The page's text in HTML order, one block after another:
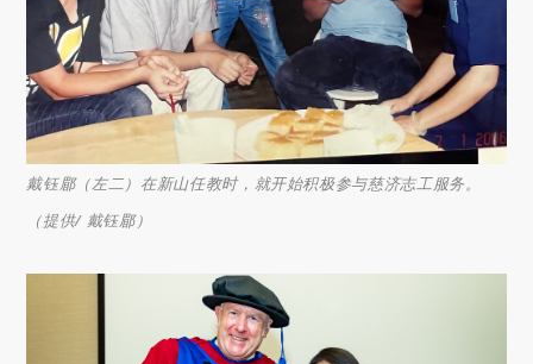
戴钰郿（左二）在新山任教时，就开始积极参与慈济志工服务。
（提供/ 戴钰郿）